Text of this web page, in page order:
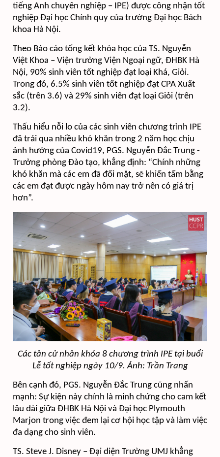
tiếng Anh chuyên nghiệp – IPE) được công nhận tốt
nghiệp Đại học Chính quy của trường Đại học Bách
khoa Hà Nội.
Theo Báo cáo tổng kết khóa học của TS. Nguyễn
Việt Khoa – Viện trưởng Viện Ngoại ngữ, ĐHBK Hà
Nội, 90% sinh viên tốt nghiệp đạt loại Khá, Giỏi.
Trong đó, 6.5% sinh viên tốt nghiệp đạt CPA Xuất
sắc (trên 3.6) và 29% sinh viên đạt loại Giỏi (trên
3.2).
Thấu hiểu nỗi lo của các sinh viên chương trình IPE
đã trải qua nhiều khó khăn trong 2 năm học chịu
ảnh hưởng của Covid19, PGS. Nguyễn Đắc Trung -
Trưởng phòng Đào tạo, khẳng định: “Chính những
khó khăn mà các em đã đối mặt, sẽ khiến tấm bằng
các em đạt được ngày hôm nay trở nên có giá trị
hơn”.
Các tân cử nhân khóa 8 chương trình IPE tại buổi
Lễ tốt nghiệp ngày 10/9. Ảnh: Trần Trang
Bên cạnh đó, PGS. Nguyễn Đắc Trung cũng nhấn
mạnh: Sự kiện này chính là minh chứng cho cam kết
lâu dài giữa ĐHBK Hà Nội và Đại học Plymouth
Marjon trong việc đem lại cơ hội học tập và làm việc
đa dạng cho sinh viên.
TS. Steve J. Disney – Đại diện Trường UMJ khẳng